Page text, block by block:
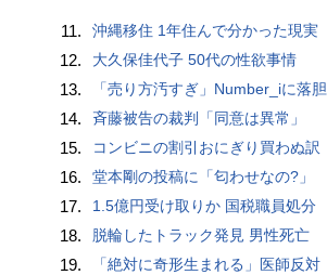
11. 沖縄移住 1年住んで分かった現実
12. 大久保佳代子 50代の性欲事情
13. 「売り方汚すぎ」Number_iに落胆
14. 斉藤被告の裁判「同意は異常」
15. コンビニの割引おにぎり買わぬ訳
16. 堂本剛の投稿に「匂わせなの?」
17. 1.5億円受け取りか 国税職員処分
18. 脱輪したトラック発見 男性死亡
19. 「絶対に奇形生まれる」医師反対